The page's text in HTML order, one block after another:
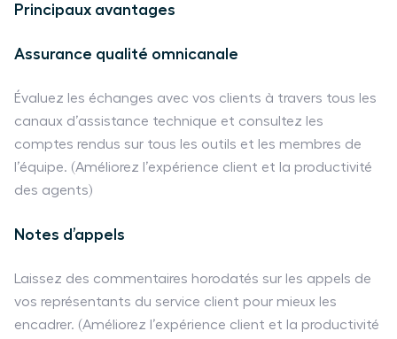
Principaux avantages
Assurance qualité omnicanale
Évaluez les échanges avec vos clients à travers tous les
canaux d’assistance technique et consultez les
comptes rendus sur tous les outils et les membres de
l’équipe. (Améliorez l’expérience client et la productivité
des agents)
Notes d’appels
Laissez des commentaires horodatés sur les appels de
vos représentants du service client pour mieux les
encadrer. (Améliorez l’expérience client et la productivité